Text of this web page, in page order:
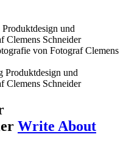
Write About